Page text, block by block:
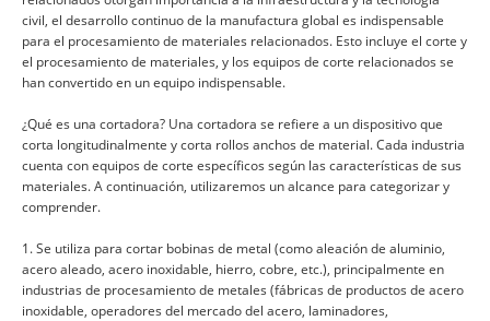
civil, el desarrollo continuo de la manufactura global es indispensable
para el procesamiento de materiales relacionados. Esto incluye el corte y
el procesamiento de materiales, y los equipos de corte relacionados se
han convertido en un equipo indispensable.
¿Qué es una cortadora? Una cortadora se refiere a un dispositivo que
corta longitudinalmente y corta rollos anchos de material. Cada industria
cuenta con equipos de corte específicos según las características de sus
materiales. A continuación, utilizaremos un alcance para categorizar y
comprender.
1. Se utiliza para cortar bobinas de metal (como aleación de aluminio,
acero aleado, acero inoxidable, hierro, cobre, etc.), principalmente en
industrias de procesamiento de metales (fábricas de productos de acero
inoxidable, operadores del mercado del acero, laminadores,